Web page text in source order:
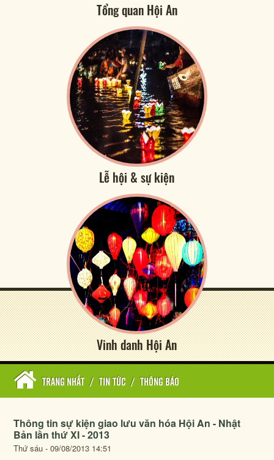
Tổng quan Hội An
Lễ hội & sự kiện
Vinh danh Hội An
TRANG NHẤT / TIN TỨC / THÔNG BÁO
Thông tin sự kiện giao lưu văn hóa Hội An - Nhật
Bản lần thứ XI - 2013
Thứ sáu - 09/08/2013 14:51